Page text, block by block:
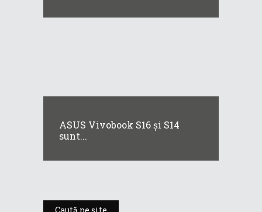
ASUS Vivobook S16 și S14
sunt...